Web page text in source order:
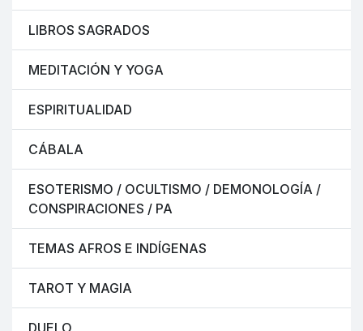
LIBROS SAGRADOS
MEDITACIÓN Y YOGA
ESPIRITUALIDAD
CÁBALA
ESOTERISMO / OCULTISMO / DEMONOLOGÍA /
CONSPIRACIONES / PA
TEMAS AFROS E INDÍGENAS
TAROT Y MAGIA